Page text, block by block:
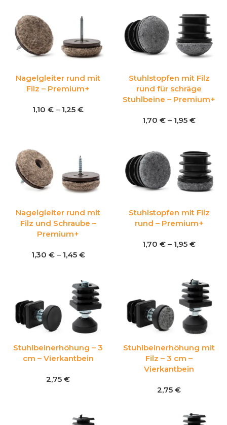
Nagelgleiter rund mit
Filz – Premium+
1,10 € – 1,25 €
Stuhlstopfen mit Filz
rund für schräge
Stuhlbeine – Premium+
1,70 € – 1,95 €
Nagelgleiter rund mit
Filz und Schraube –
Premium+
1,30 € – 1,45 €
Stuhlstopfen mit Filz
rund – Premium+
1,70 € – 1,95 €
Stuhlbeinerhöhung – 3
cm – Vierkantbein
2,75 €
Stuhlbeinerhöhung mit
Filz – 3 cm –
Vierkantbein
2,75 €